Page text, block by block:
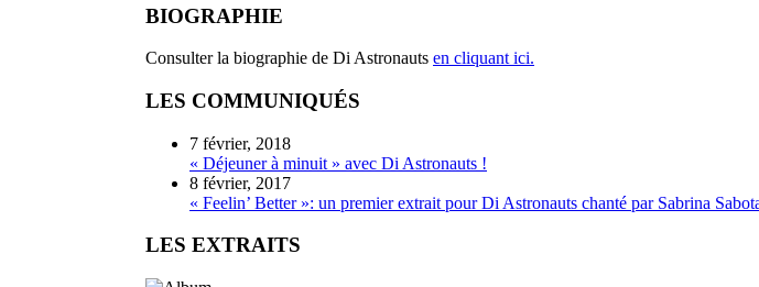
BIOGRAPHIE
Consulter la biographie de Di Astronauts en cliquant ici.
LES COMMUNIQUÉS
7 février, 2018
« Déjeuner à minuit » avec Di Astronauts !
8 février, 2017
« Feelin’ Better »: un premier extrait pour Di Astronauts chanté par Sabrina
LES EXTRAITS